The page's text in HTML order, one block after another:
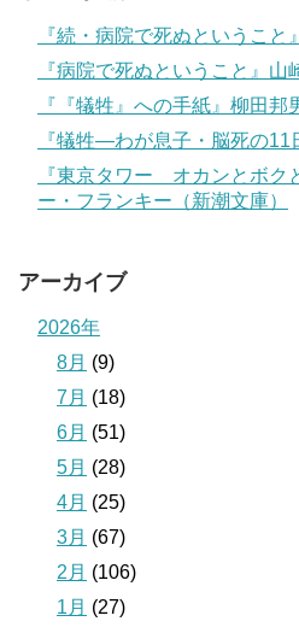
『続・病院で死ぬということ
『病院で死ぬということ』山
『『犠牲』への手紙』柳田邦
『犠牲―わが息子・脳死の11
『東京タワー オカンとボク
ー・フランキー（新潮文庫）
アーカイブ
2026年
8月 (9)
7月 (18)
6月 (51)
5月 (28)
4月 (25)
3月 (67)
2月 (106)
1月 (27)